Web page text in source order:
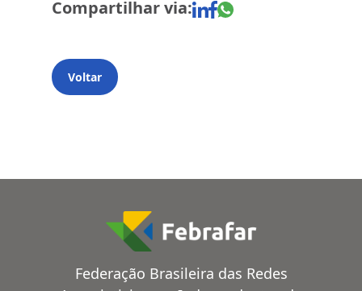
Compartilhar via:
Voltar
Federação Brasileira das Redes